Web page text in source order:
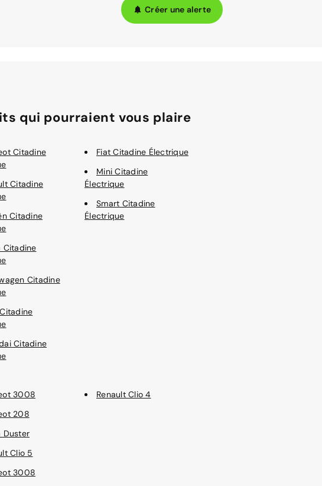
Créer une alerte
qui pourraient vous plaire
Citadine
Citadine
Citadine
Citadine
Citadine
Citadine
Fiat Citadine Électrique
Mini Citadine
Électrique
Smart Citadine
Électrique
3008
208
Duster
Clio 5
3008
Renault Clio 4